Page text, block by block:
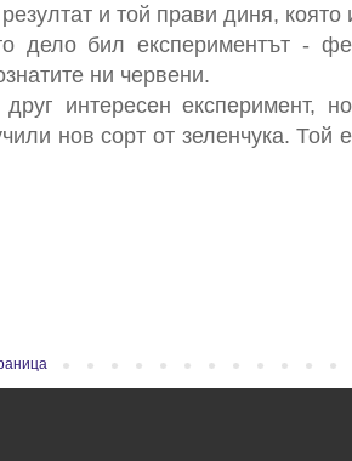
и той прави диня, която
дело бил експериментът -
ни червени.
интересен експеримент,
нов сорт от зеленчука. Той